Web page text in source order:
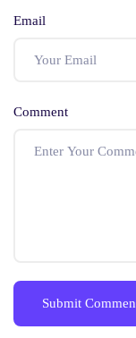
Email
Comment